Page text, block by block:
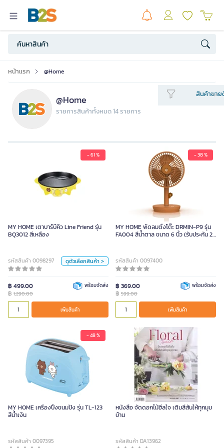
หน้าแรก @Home
@Home
รายการสินค้าทั้งหมด 14 รายการ
สินค้าขาย
- 61 %
MY HOME เตาบาร์บีคิว Line Friend รุ่น
BQ3012 สีเหลือง
รหัสสินค้า 0098297 ดูตัวเลือกสินค้า >
฿ 499.00
฿ 1,290.00
พร้อมจัดส่ง
เพิ่มสินค้า
MY HOME เตาบาร์บีคิว Line Friend
1,290.00
เหลือง
ฟ้า
- 38 %
MY HOME พัดลมตั้งโต๊ะ DRMIN-P9 รุ่น
FA004 สีน้ำตาล ขนาด 6 นิ้ว (รับประกัน 2
รหัสสินค้า 0097400
฿ 369.00
฿ 599.00
พร้อมจัดส่ง
เพิ่มสินค้า
- 48 %
MY HOME เครื่องปิ้งขนมปัง รุ่น TL-123
สีน้ำเงิน
รหัสสินค้า 0097395
หนังสือ จัดดอกไม้ฮีลใจ เติมสีสันให้ทุกมุม
บ้าน
รหัสสินค้า DA13962